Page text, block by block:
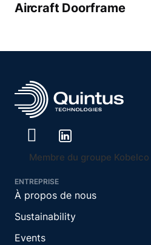
Aircraft Doorframe
Membre du groupe Kobelco
ENTREPRISE
À propos de nous
Sustainability
Events